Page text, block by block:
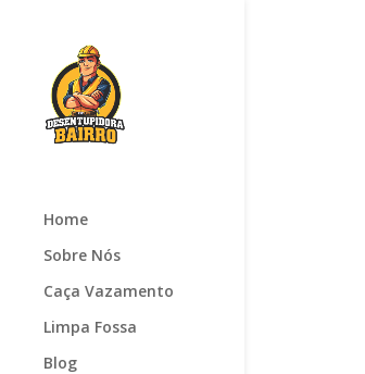
Home
Sobre Nós
Caça Vazamento
Limpa Fossa
Blog